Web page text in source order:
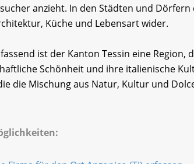
anzieht. In den Städten und
Küche und Lebensart wider.
ist der Kanton Tessin eine
Schönheit und ihre italienische
die Mischung aus Natur, Kultur und